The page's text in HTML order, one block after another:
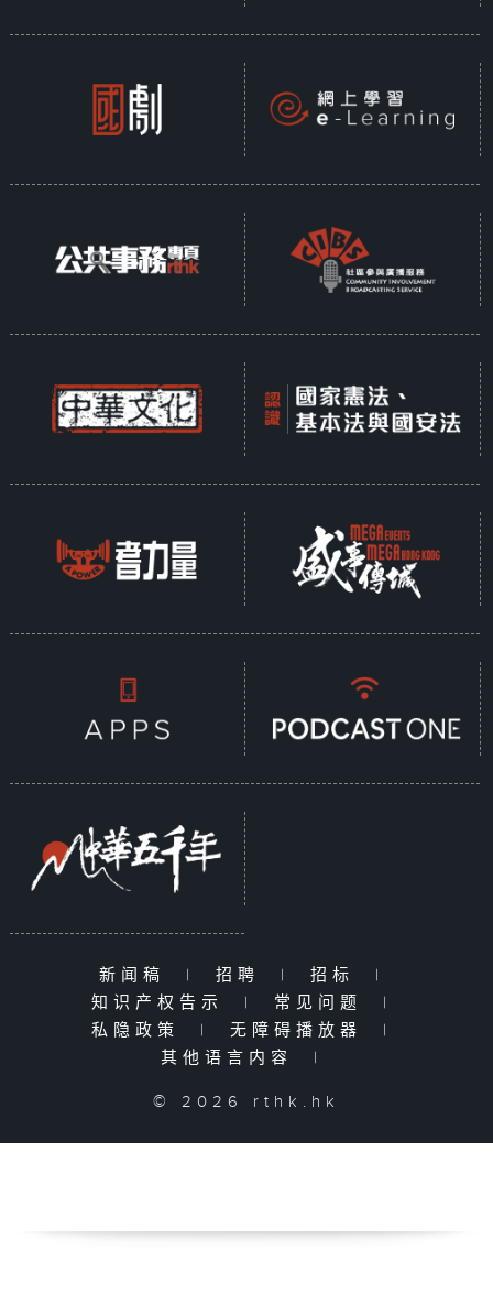
新闻稿 | 招聘 | 招标
|
知识产权告示
| 常见问题
|
私隐政策
| 无障碍播放器
|
其他语言内容
|
© 2026 rthk.hk